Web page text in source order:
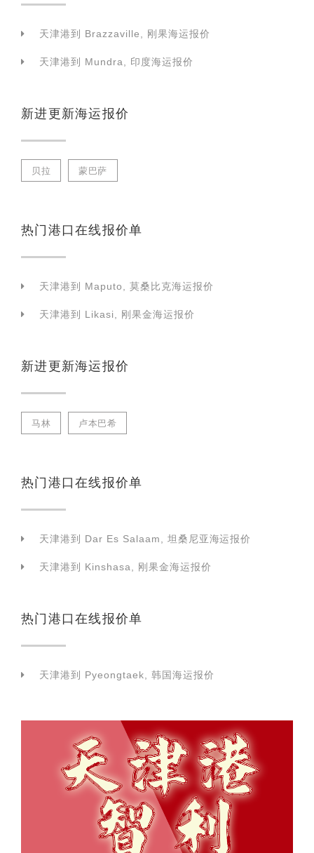
天津港到 Brazzaville, 刚果海运报价
天津港到 Mundra, 印度海运报价
新进更新海运报价
贝拉 蒙巴萨
热门港口在线报价单
天津港到 Maputo, 莫桑比克海运报价
天津港到 Likasi, 刚果金海运报价
新进更新海运报价
马林 卢本巴希
热门港口在线报价单
天津港到 Dar Es Salaam, 坦桑尼亚海运报价
天津港到 Kinshasa, 刚果金海运报价
热门港口在线报价单
天津港到 Pyeongtaek, 韩国海运报价